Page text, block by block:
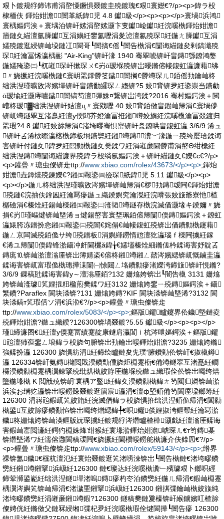
艰卜鍍规牸鍗讳甫涓嶅憟鐝惧叕鍍圭殑鍍瑰€艰寰嬨€?/p><p>鍏ラ杸
棣栭伕 鍕炲姏澹┖闇革紙鍏児 4.8 钀級</p><p><p></p>寰堝浜鸿
寰楀嫗鍔涘＋寰堣泊锛屽嫊涓嶅嫊灏卞叓钀崄钀紝浣嗘槸鍕炲姏澹
篃鏈夊緢澶氫簲钀互涓嬶紝鐢氳嚦涓夎惉澶氱殑琛紝鍦ㄤ簲钀互涓
嬬殑鍍逛綅锛屾垜鏈冮閬哥┖闇搞€傜┖闇告槸涓€闅诲緢鏈夋剰鎬濈殑
琛紝瀹冨悕瀛楀彨 "Air-King"锛屽湪 1940 骞翠唬锛屽畠鏄綔鐐鸿嫳
鍦嬬殗鍌㈢┖杌嶉琛屽摗琛ㄨ€岃ō瑷堢殑锛岀暥鏅傛帹鍑虹灜濂藉绋
〃娆撅紝浣嗘槸鏈€寰岄毣鐣欎笅鐬┖闇搁€欎竴琛ㄦ銆傜劧鑰屾柊
绌洪湼瑾曠敓涔嬪墠锛屽畠鐨勫皬琛ㄥ緫锛?5 姣背锛夛紝鍌崇当鐨勮
ō瑷堬紝灏庤嚧鐬┖闇镐笉澶彈姝¤繋锛岀洿鍒?2016 骞村嫗鍔涘＋閲
嶆柊瑷▓绌洪湼锛屽姞澶ц〃寰戣嚦 40 姣背銆傚畠鍜屾帰涓€寰堝儚
锛屼竴鐩翠互渚嗭紝澶у偄閮芥嬁瀹冨拰鎺竴姣旓紝浣嗘槸瀹冨叕鍍归
毣瑕?4.8 钀紝姣旀帰涓€渚垮疁骞惧崈锛屽洜鐐哄畠鍑虹灜 3/6/9 浠ュ
锛屽叾浠栨暩瀛楁槸鍗板埛鐨勶紝鎺竴鏄瀵﹀湪鍦ㄧ殑绔嬮珨鍒诲
害锛屽付鏈夊鍏夛紝閭勬槸鏈夊樊鍒ワ紝涓嶉亷閫欎甫涓嶅Θ绀欙紝
绌洪湼鏄竴闅诲緢濂界殑鍏ラ杸绱氬嫗鍔涘＋锛屽緢鏈夊€嬫€с€?/p>
<p>鑵曡〃瑭虫儏锛歨ttp://www.xbiao.com/rolex/43673/</p><p>;鍕炲
姏澹垚鐔熺殑鍊嬫€?鎺㈤毆鍌㈣厱琛紙鍏児 5.11 钀級</p><p>
<p></p>鍦ㄦ柊绌洪湼瑾曠敓涔嬪墠锛屾帰涓€椤劧鏄叆闁€鍕炲姏澹
殑鏈€浣抽伕鎿囷紝瀹冩瘮鏃ュ織鍨嬩究瀹滐紝浣嗗張姣旇爺寮忚楂
樼礆涓€榛烇紝鍚屾檪鎺㈤毆鍌㈡湰韬竴鐩存槸浣滅偤灏堟キ鍨嬭〃娆
捐€岃瑾嶇煡锛屾墍浠ョ煡鍚嶅害寰堥珮銆傛帰闅偄鏄嫗鍔涘＋鐐虹
灜婊胯冻鐠扮悆鎺㈤毆鍌㈢殑闇€姹傝€屾帹鍑虹殑锛岀偤鐨勬槸鑳藉
鍦ㄥ京闆滅殑銆佹サ绔殑鐠板涓嬩緷鐒惰兘澶犵灜瑙ｆ檪闁擄紝鎵
€浠ユ帰闅偄鍏锋湁鑷冲皯閫欐ǎ鍏╁€嬬壒榛烇細鏅傞枔鍒诲害妤靛叾
鏄庣⒑锛屾湁澶滃厜锛岀簿婧栥€傛柊鎺竴鎺ㄥ嚭涔嬪緦锛屼慨鏀圭灜
鍒诲害锛屼富瑕佹槸璁撶洡闈㈠悇閮ㄥ垎鐨勬瘮渚嬫洿鍗旇锛屽悓鏅?
3/6/9 鏁稿瓧鍒诲害鍏у～澶滃厜銆?132 姗熻姱锛岀┖闇告槸 3131 姗熻
姱锛屾湰璩笂娌掍粈楹煎樊鍒ワ紝3132 姗熻姱鐢ㄧ殑鏄嫗鍔涘＋鑷
繁鐨?Paraflex 閬块渿锛?131 姗熻姱鏄?KIF 閬块渿锛屾墍浠?3132 閬
块渿鎬т笂瑕佸ソ涓€浜涖€?/p><p>鑵曡〃瑭虫儏锛歨
ttp://www.xbiao.com/rolex/5083/</p><p>;鏂版鑺矑鑳界伀鐬墍鏈夌
殑鍕炲姏澹?鏃ュ織鍨?126300锛堝叕鍍?5.55 钀級</p><p><p></p>
瑾締濂囨€紝澶у偄蹇冨績蹇靛康鐩肩灜閭ｉ杭涔呭嫗鍔涘＋鏂版鑺
兘澶犻亱鐢ㄥ埌鍏ラ杸娆句腑锛岀劧鑰岀暥鍕炲姏澹?3235 姗熻姱鏅
強鍒扮灜 126300 娆惧紡涓紝鍗绘矑鏈夋兂璞′腑鐨勭伀锛屽€掓槸鐏
灜 126334锛屽氨鏄櫧閲戝湀鐨勯偅娆炬棩蹇椼€備竴鐩翠互渚嗭紝鐗
欏湀鐨勬棩蹇楀瀷鍊掔殑纰烘槸姣斿厜鍦堢殑鏃ュ織瑕佺伀锛岀暍绔熺
墮鍦堟槸 K 閲戠殑锛岄’寰楀ア鑿紝鍏夊湀鐨勬槸鍏ㄤ笉閵归嫾锛屾湁
浜涘お绱犵灜锛岀暥鐒跺叕鍍逛篃宸灜涓€澶ф埅銆備笉閬庢垜鎯筹紝
126300 涓嶈兘鍜屼笂姣旓紝浣滅偤鍏ラ杸娆惧拰绌洪湼銆佹帰涓€閭勬
槸鍙互姣旀瘮鐨勫惂锛岀暍绔熷緦鍏╄€呮鑺倓娌掓洿鏂帮紝瀹冩湁
鐬柊姗熻姱锛屾渶鏂版妧琛擄紝鍍规牸涔熸矑楂樺灏戯紝澶滃厜鍒诲
害鍜屾寚閲濓紝鍔犳棩姝烽’绀猴紝寰堟湁鍕炲姏澹唬琛ㄦ€т笉鏄棊
锛熸墍浠ワ紝濡傛灉閬稿叆闁€娆撅紝閫欑暥鐒舵槸濂介伕鎿囥€?/p>
<p>鑵曡〃瑭虫儏锛歨ttp://www.xbiao.com/rolex/59143/</p><p>;绺界
祼锛氳鐬€欓杭澶氾紝寰炲叕鍍逛笂渚嗙湅锛岀┖闇告槸鏈€渚垮疁鐨
勶紝鎺竴鎺掔浜岋紝126300 鏈€璨达紝浣嗘槸瀵﹂殯璩艰卜鎯呮硜
鍗荤浉鍙嶏紝绌洪湼鐩墠渚嗚鏄瘮杓冭泊鐨勶紝鍦ㄦ帰涓€鍜屾棩蹇
楀瀷涔嬩笂锛屾帰涓€渚濊垔鎺掔浜岋紝126300 鎺掑弽鑰屾槸姣旇純
渚垮疁鐨勶紝涓嶉亷鎺竴鍜?126300 鐩稿樊鏈夐檺锛屽緱鐪嬪叿楂旀
儏娉侊紝鏅傚父鏈冧綅缃弽杞夛紝浣嗘槸瑕佺煡閬撶┖闇告瘮 126300